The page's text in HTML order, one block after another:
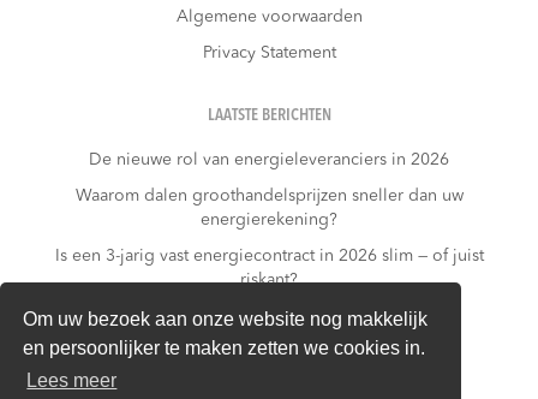
Om uw bezoek aan onze website nog makkelijk
en persoonlijker te maken zetten we cookies in.
Lees meer
Algemene voorwaarden
Privacy Statement
LAATSTE BERICHTEN
De nieuwe rol van energieleveranciers in 2026
Waarom dalen groothandelsprijzen sneller dan uw
energierekening?
Is een 3-jarig vast energiecontract in 2026 slim — of juist
riskant?
Wat kost niets doen?
Warmtepomp + dynamisch contract: gouden